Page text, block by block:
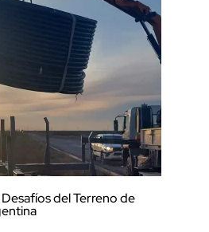
del Terreno de